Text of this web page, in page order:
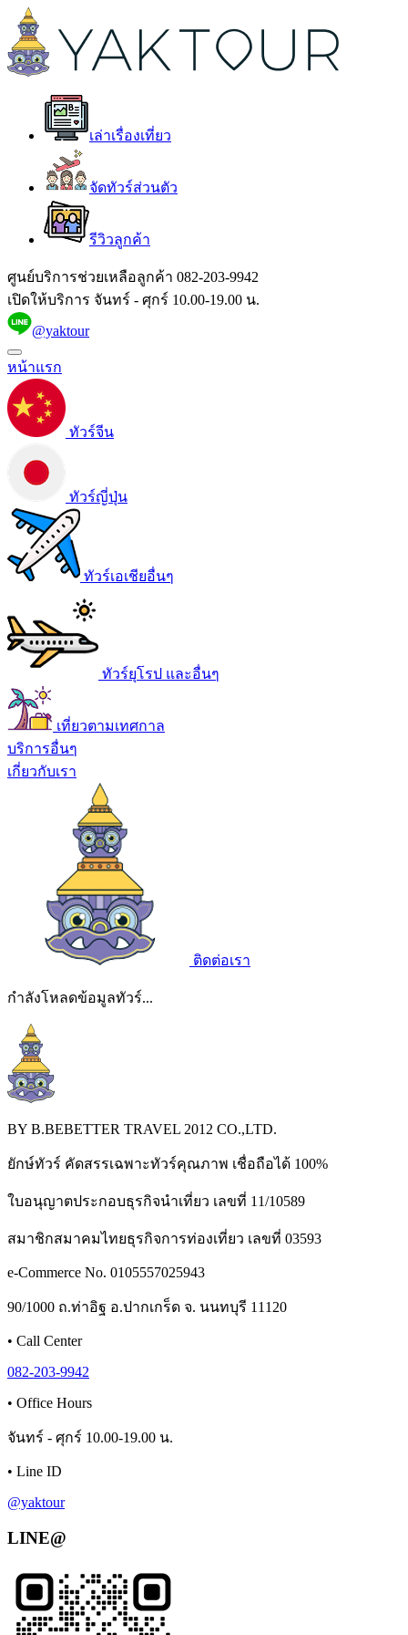
เล่าเรื่องเที่ยว
จัดทัวร์ส่วนตัว
รีวิวลูกค้า
ศูนย์บริการช่วยเหลือลูกค้า 082-203-9942
เปิดให้บริการ จันทร์ - ศุกร์ 10.00-19.00 น.
@yaktour
หน้าแรก
ทัวร์จีน
ทัวร์ญี่ปุ่น
ทัวร์เอเชียอื่นๆ
ทัวร์ยุโรป และอื่นๆ
เที่ยวตามเทศกาล
บริการอื่นๆ
เกี่ยวกับเรา
ติดต่อเรา
กำลังโหลดข้อมูลทัวร์...
BY B.BEBETTER TRAVEL 2012 CO.,LTD.
ยักษ์ทัวร์ คัดสรรเฉพาะทัวร์คุณภาพ เชื่อถือได้ 100%
ใบอนุญาตประกอบธุรกิจนำเที่ยว เลขที่ 11/10589
สมาชิกสมาคมไทยธุรกิจการท่องเที่ยว เลขที่ 03593
e-Commerce No. 0105557025943
90/1000 ถ.ท่าอิฐ อ.ปากเกร็ด จ. นนทบุรี 11120
• Call Center
082-203-9942
• Office Hours
จันทร์ - ศุกร์ 10.00-19.00 น.
• Line ID
@yaktour
LINE@